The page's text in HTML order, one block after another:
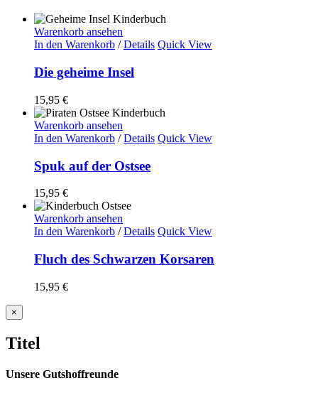
Warenkorb ansehen
In den Warenkorb / Details Quick View
Die geheime Insel
15,95 €
Warenkorb ansehen
In den Warenkorb / Details Quick View
Spuk auf der Ostsee
15,95 €
Warenkorb ansehen
In den Warenkorb / Details Quick View
Fluch des Schwarzen Korsaren
15,95 €
Close
product
view
×
Titel
Unsere Gutshoffreunde